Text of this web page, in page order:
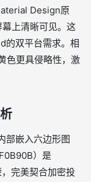
Design原
上清晰可见。这
的双平台需求。相
色更具侵略性，激
部嵌入六边形图
）是
完美契合加密投